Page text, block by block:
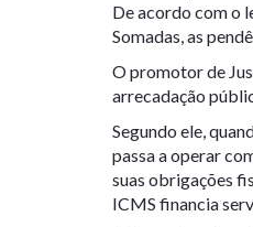
De acordo com o
Somadas, as
O promotor de
arrecadação
Segundo ele,
passa a operar
suas obrigações
ICMS financia